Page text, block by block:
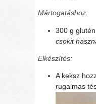
Mártogatáshoz:
300 g
csokit
Elkészítés:
A keksz
rugalmas